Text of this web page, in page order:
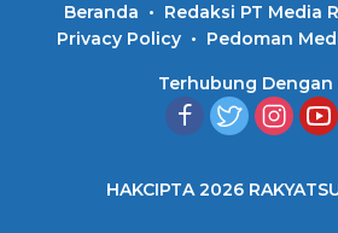
Beranda
Redaksi PT Media
Privacy Policy
Pedoman
Terhubung Dengan
HAKCIPTA 2026